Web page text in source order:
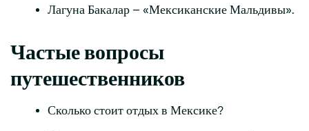
Лагуна Бакалар – «Мексиканские Мальдивы».
Частые вопросы
путешественников
Сколько стоит отдых в Мексике?